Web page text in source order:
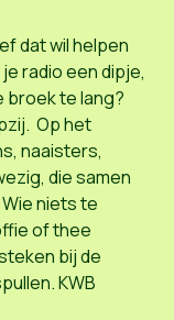
dat wil helpen
radio een dipje,
broek te lang?
Op het
naaisters,
die samen
niets te
of thee
bij de
KWB